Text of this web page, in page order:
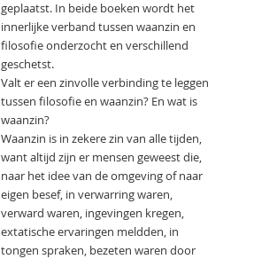
geplaatst. In beide boeken wordt het
innerlijke verband tussen waanzin en
filosofie onderzocht en verschillend
geschetst.
Valt er een zinvolle verbinding te leggen
tussen filosofie en waanzin? En wat is
waanzin?
Waanzin is in zekere zin van alle tijden,
want altijd zijn er mensen geweest die,
naar het idee van de omgeving of naar
eigen besef, in verwarring waren,
verward waren, ingevingen kregen,
extatische ervaringen meldden, in
tongen spraken, bezeten waren door